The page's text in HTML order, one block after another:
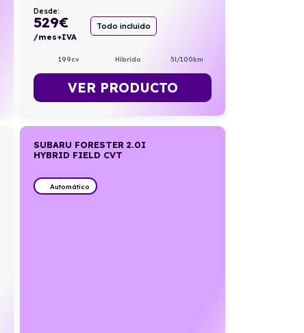
Desde:
529€
/mes+IVA
Todo incluido
199cv Híbrido 5l/100km
VER PRODUCTO
SUBARU FORESTER 2.0I
HYBRID FIELD CVT
Automático